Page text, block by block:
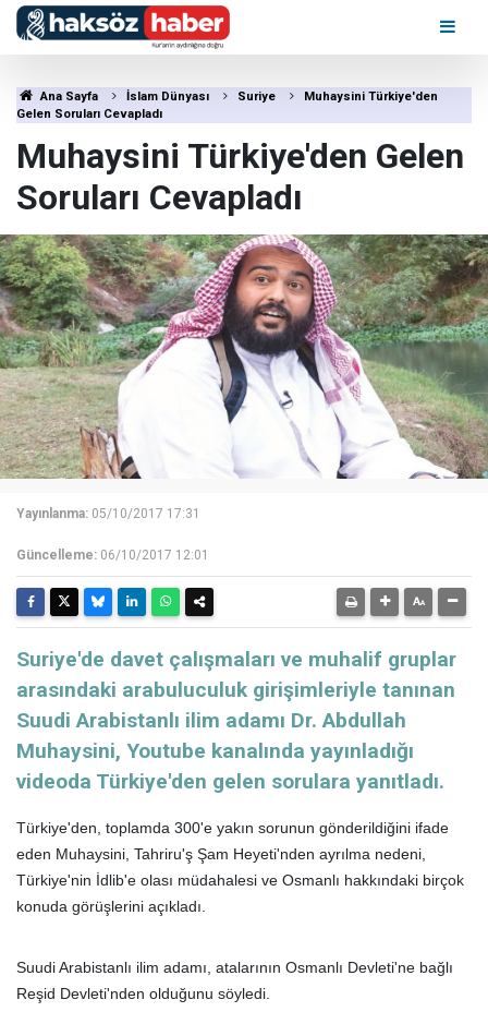
Ana Sayfa İslam Dünyası Suriye
Muhaysini Türkiye'den
Gelen Soruları Cevapladı
Muhaysini Türkiye'den Gelen
Soruları Cevapladı
Yayınlanma: 05/10/2017 17:31
Güncelleme: 06/10/2017 12:01
Suriye'de davet çalışmaları ve muhalif gruplar
arasındaki arabuluculuk girişimleriyle tanınan
Suudi Arabistanlı ilim adamı Dr. Abdullah
Muhaysini, Youtube kanalında yayınladığı
videoda Türkiye'den gelen sorulara yanıtladı.
Türkiye'den, toplamda 300'e yakın sorunun gönderildiğini ifade
eden Muhaysini, Tahriru'ş Şam Heyeti'nden ayrılma nedeni,
Türkiye'nin İdlib'e olası müdahalesi ve Osmanlı hakkındaki birçok
konuda görüşlerini açıkladı.
Suudi Arabistanlı ilim adamı, atalarının Osmanlı Devleti'ne bağlı
Reşid Devleti'nden olduğunu söyledi.